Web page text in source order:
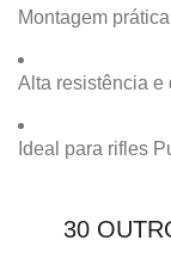
Montagem
Alta resistência e
Ideal para rifles
30